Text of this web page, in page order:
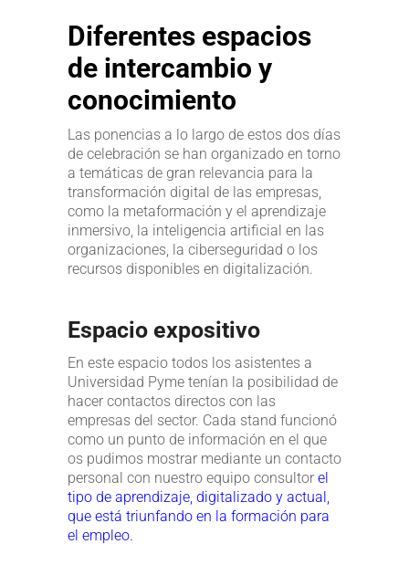
Diferentes espacios
de intercambio y
conocimiento
Las ponencias a lo largo de estos dos días
de celebración se han organizado en torno
a temáticas de gran relevancia para la
transformación digital de las empresas,
como la metaformación y el aprendizaje
inmersivo, la inteligencia artificial en las
organizaciones, la ciberseguridad o los
recursos disponibles en digitalización.
Espacio expositivo
En este espacio todos los asistentes a
Universidad Pyme tenían la posibilidad de
hacer contactos directos con las
empresas del sector. Cada stand funcionó
como un punto de información en el que
os pudimos mostrar mediante un contacto
personal con nuestro equipo consultor el
tipo de aprendizaje, digitalizado y actual,
que está triunfando en la formación para
el empleo.